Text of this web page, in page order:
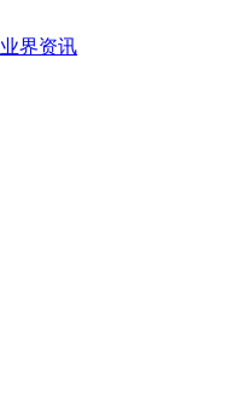
业界资讯